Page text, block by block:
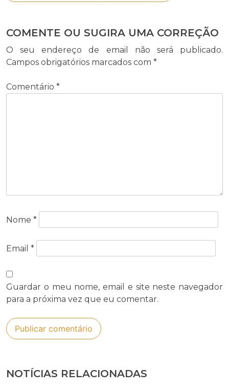
COMENTE OU SUGIRA UMA CORREÇÃO
O seu endereço de email não será publicado.
Campos obrigatórios marcados com *
Comentário *
Nome *
Email *
Guardar o meu nome, email e site neste navegador
para a próxima vez que eu comentar.
NOTÍCIAS RELACIONADAS